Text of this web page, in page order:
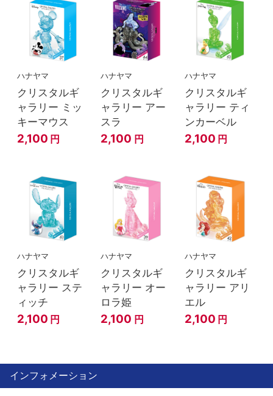
ハナヤマ
クリスタルギ
ャラリー ミッ
キーマウス
2,100 円
ハナヤマ
クリスタルギ
ャラリー アー
スラ
2,100 円
ハナヤマ
クリスタルギ
ャラリー ティ
ンカーベル
2,100 円
ハナヤマ
クリスタルギ
ャラリー ステ
ィッチ
2,100 円
ハナヤマ
クリスタルギ
ャラリー オー
ロラ姫
2,100 円
ハナヤマ
クリスタルギ
ャラリー アリ
エル
2,100 円
インフォメーション